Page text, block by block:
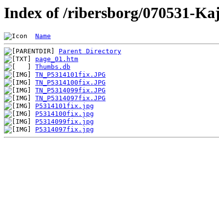
Index of /ribersborg/070531-
Name
Parent Directory
page_01.htm
Thumbs.db
TN_P5314101fix.JPG
TN_P5314100fix.JPG
TN_P5314099fix.JPG
TN_P5314097fix.JPG
P5314101fix.jpg
P5314100fix.jpg
P5314099fix.jpg
P5314097fix.jpg